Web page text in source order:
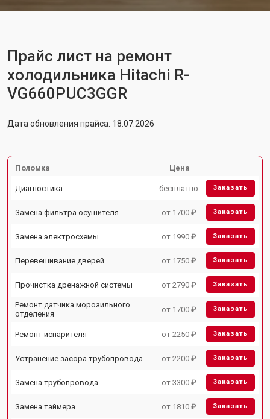
Прайс лист на ремонт
холодильника Hitachi R-
VG660PUC3GGR
Дата обновления прайса: 18.07.2026
Поломка Цена
Диагностика бесплатно Заказать
Замена фильтра осушителя от 1700 ₽ Заказать
Замена электросхемы от 1990 ₽ Заказать
Перевешивание дверей от 1750 ₽ Заказать
Прочистка дренажной системы от 2790 ₽ Заказать
Ремонт датчика морозильного
отделения
от 1700 ₽ Заказать
Ремонт испарителя от 2250 ₽ Заказать
Устранение засора трубопровода от 2200 ₽ Заказать
Замена трубопровода от 3300 ₽ Заказать
Замена таймера от 1810 ₽ Заказать